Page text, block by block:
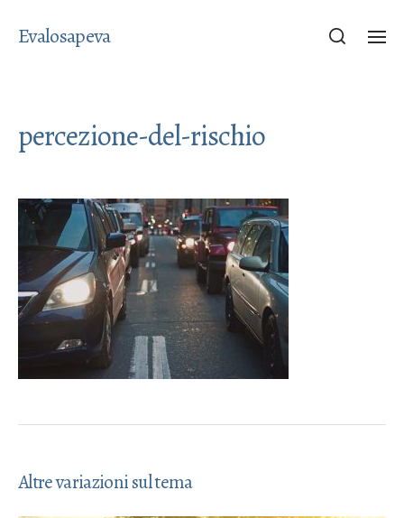
Evalosapeva
percezione-del-rischio
Altre variazioni sul tema